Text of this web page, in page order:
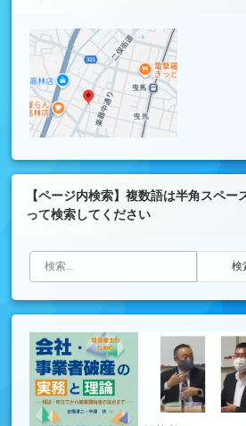
【ページ内検索】複数語は半角スペー
って検索してください
検索: